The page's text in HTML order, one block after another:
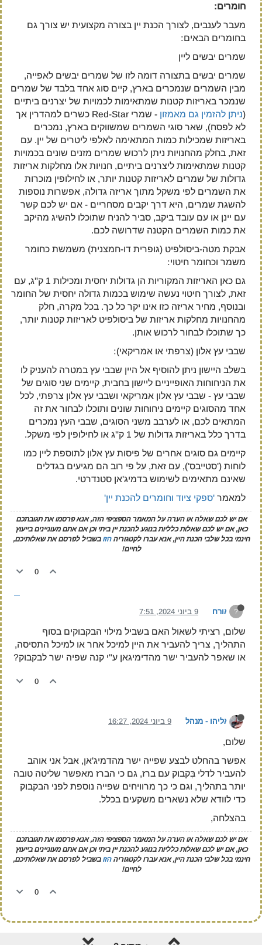
חומרים:
מעבר לענבים, לצורך הכנת יין בצורה מקצועית יש צורך גם
בחומרים הבאים:
שמרים יבשים ליין
שמרים יבשים בתצורה דומה לזו של שמרים יבשים לאפייה,
מבין השמרים שנמכרים בארץ, קיים סוג אחד בלבד של שמרים
שנמכר באריזות קטנות שמתאימות לכמויות של יצרנים ביתיים
(ניתן להזמין גם מאמזון
- שמרי Red-Star כשרים למהדרין אך
לא לפסח), שאר סוגי השמרים שמשווקים בארץ, נמכרים
באריזות שמכילות כמות המתאימה לאלפי ליטרים של יין. עם
זאת, בחלק מהחנויות ניתן לרכוש שמרים מזנים שונים בכמויות
קטנות שמתאימות ליצרנים ביתיים, חנויות אלו מחלקות אריזות
גדולות של שמרים לאריזות קטנות יותר, או לחילופין מוכרות
את השמרים לפי משקל מתוך אריזה גדולה, אפשרות נוספות
להשגת שמרים, היא דרך יקבים מסחריים - אם יש לכם קשר
עם יינן או עם עובד ביקב, סביר להניח שתוכלו להשיג מהיקב
את כמות השמרים הקטנה שדרושה לכם.
אבקת מטה-ביסולפיט (גופרית דו-חמצנית) משמשת כחומר
משמר וכחומר חיטוי:
גם כאן האריזות המקוריות הן גדולות יחסית ומכילות 1 ק"ג, עם
זאת, לצורך חיטוי נעשה שימוש בכמות גדולה יחסית של החומר
ובנוסף, מחיר אריזה כזו אינו יקר כל כך. בכל מקרה, חלק
מהחנויות מחלקות אריזות של ביסולפיט לאריזות קטנות יותר,
כך שתוכלו לבחור לרכוש אותן.
שבבי עץ אלון (צרפתי או אמריקאי):
בשלב היישון ניתן להוסיף אל היין שבבי עץ במטרה להעניק לו
את הניחוחות האופייניים ליישון בחבית, קיימים שני סוגים של
שבבי עץ - שבבי עץ אלון אמריקאי ושבבי עץ אלון צרפתי, לכל
אחד מהסוגים קיימים ניחוחות שונים ותוכלו לבחור את זה
המתאים לכם, או לערבב משני הסוגים, שבבי העץ נמכרים
בדרך כלל באריזות גדולות של 1 ק"ג או לחילופין לפי משקל.
קיימים גם סוגים אחרים של פיסות עץ אלון לתוספת ליין כמו
לוחות ('סטייבס'), עם זאת, על פי רוב הם מגיעים בגדלים
שאינם מתאימים לשימוש בדמיג'אן סטנדרטי.
למאמר 'ספקי ציוד וחומרים להכנת יין'
אם יש לכם שאלה או הערה על המאמר הספציפי הזה, אנא פרסמו את תגובתכם
כאן, אם יש לכם שאלות כלליות בנוגע להכנת יין ביתי וכן אם אתם מעוניינים בייעוץ
חינמי בכל שלבי הכנת היין, אנא עברו לקטגוריההזו בשביל לפרסם את שאלותיכם,
לחיים!
0
? אורח 9 ביוני 2024, 7:51
שלום, רציתי לשאול האם בשביל מילוי הבקבוקים בסוף
התהליך, צריך להעביר את היין למיכל אחר או למיכל התסיסה,
או שאפר להעביר ישר מהדימיגאן ע"י קנה שפיה ישר לבקבוק?
0
אליהו - מנהל 9 ביוני 2024, 16:27
שלום,
אפשר בהחלט לבצע שפייה ישר מהדמיג'אן, אבל אני אוהב
להעביר לדלי בִּקבוק עם ברז, גם כי הברז מאפשר שליטה טובה
יותר בתהליך, וגם כי כך מרוויחים שפייה נוספת לפני הבקבוק
כדי לוודא שלא נשארים משקעים בכלל.
בהצלחה,
אם יש לכם שאלה או הערה על המאמר הספציפי הזה, אנא פרסמו את תגובתכם
כאן, אם יש לכם שאלות כלליות בנוגע להכנת יין ביתי וכן אם אתם מעוניינים בייעוץ
חינמי בכל שלבי הכנת היין, אנא עברו לקטגוריההזו בשביל לפרסם את שאלותיכם,
לחיים!
0